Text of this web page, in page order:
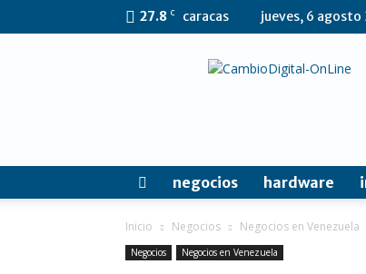
27.8 C caracas jueves, 6 agosto
CambioDigital
negocios hardware
Inicio Negocios Negocios en Venezuela
Negocios Negocios en Venezuela